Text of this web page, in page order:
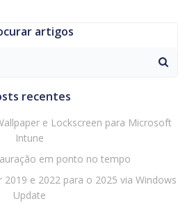
artigos
recentes
e Lockscreen para Microsoft
Intune
em ponto no tempo
e 2022 para o 2025 via Windows
Update